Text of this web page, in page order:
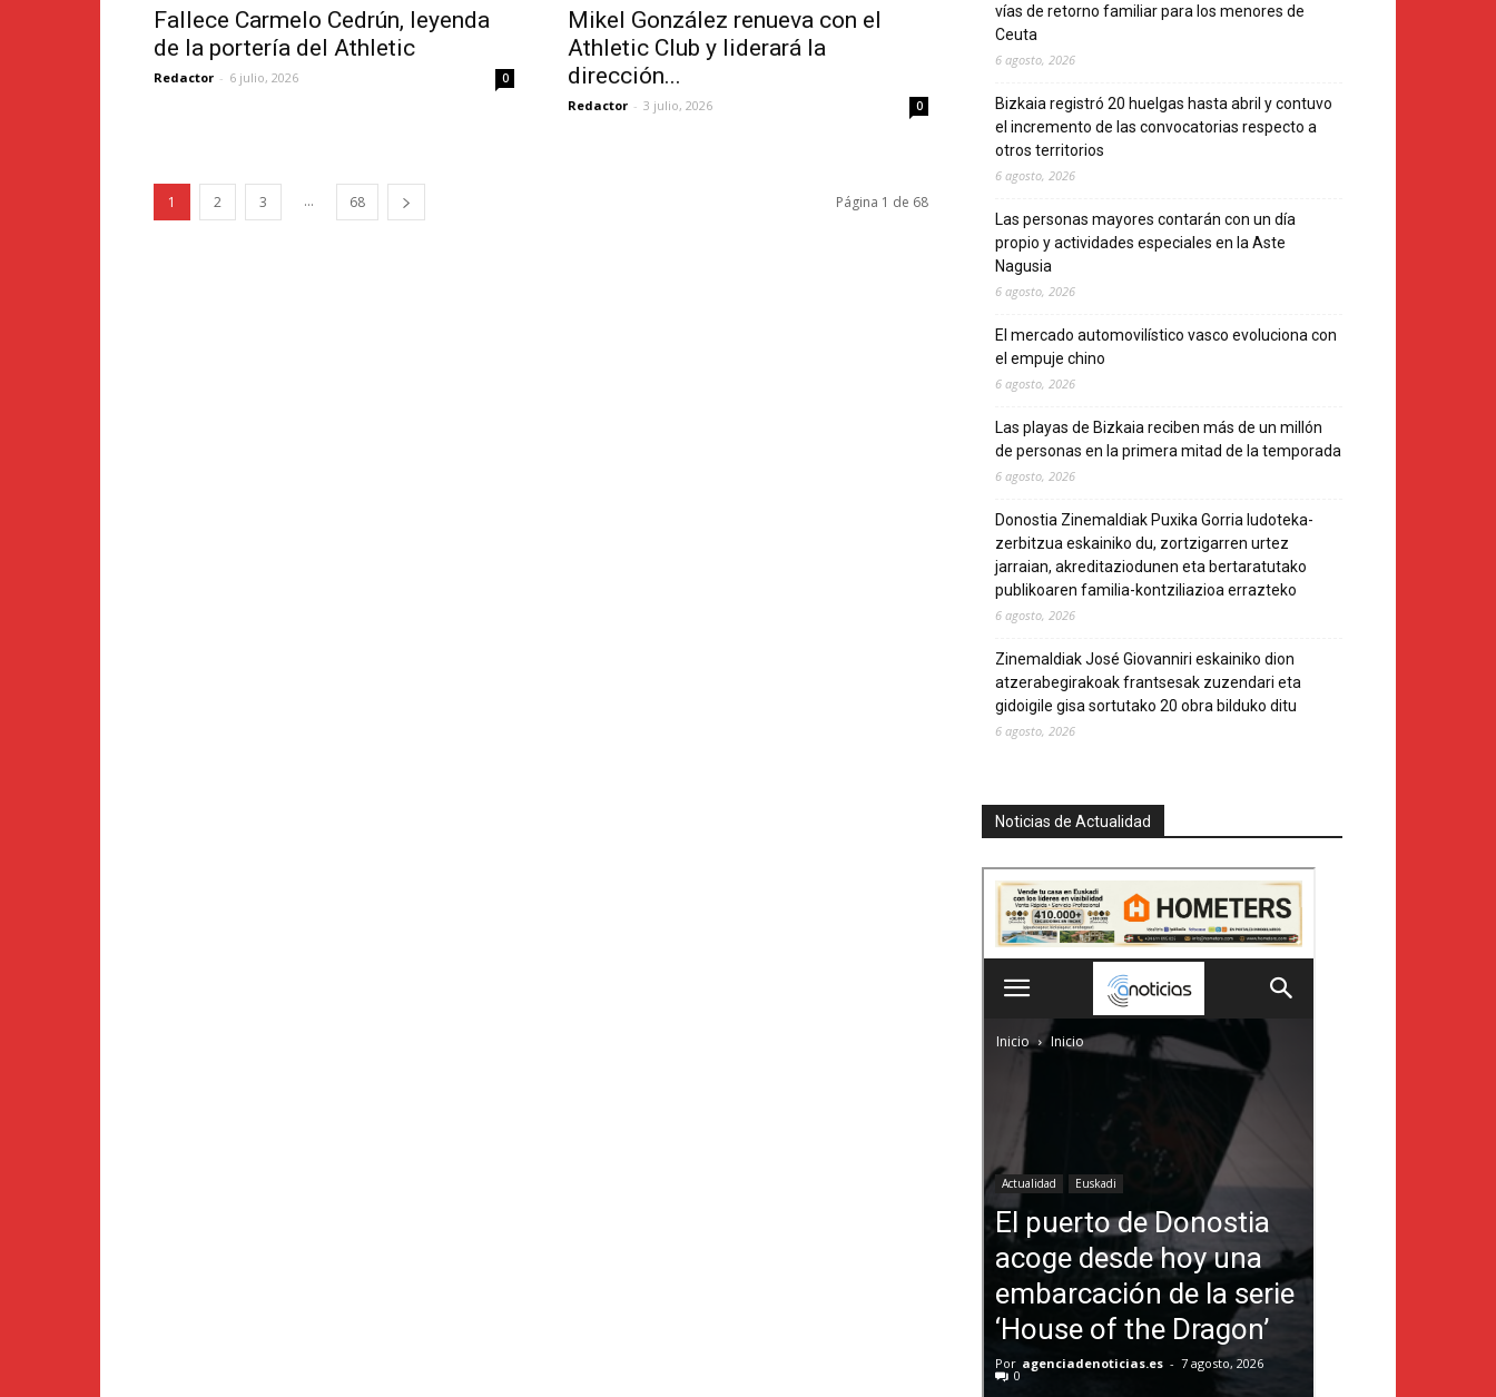
Fallece Carmelo Cedrún, leyenda
de la portería del Athletic
Redactor - 6 julio, 2026 0
Mikel González renueva con el
Athletic Club y liderará la
dirección...
Redactor - 3 julio, 2026 0
1 2 3 ... 68 Página 1 de 68
vías de retorno familiar para los menores de
Ceuta
6 agosto, 2026
Bizkaia registró 20 huelgas hasta abril y contuvo
el incremento de las convocatorias respecto a
otros territorios
6 agosto, 2026
Las personas mayores contarán con un día
propio y actividades especiales en la Aste
Nagusia
6 agosto, 2026
El mercado automovilístico vasco evoluciona con
el empuje chino
6 agosto, 2026
Las playas de Bizkaia reciben más de un millón
de personas en la primera mitad de la temporada
6 agosto, 2026
Donostia Zinemaldiak Puxika Gorria ludoteka-
zerbitzua eskainiko du, zortzigarren urtez
jarraian, akreditaziodunen eta bertaratutako
publikoaren familia-kontziliazioa errazteko
6 agosto, 2026
Zinemaldiak José Giovanniri eskainiko dion
atzerabegirakoak frantsesak zuzendari eta
gidoigile gisa sortutako 20 obra bilduko ditu
6 agosto, 2026
Noticias de Actualidad